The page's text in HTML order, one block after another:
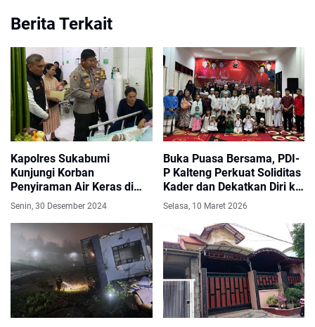
Berita Terkait
Kapolres Sukabumi
Kunjungi Korban
Penyiraman Air Keras di
Rumah Sakit
Senin, 30 Desember 2024
Buka Puasa Bersama, PDI-
P Kalteng Perkuat Soliditas
Kader dan Dekatkan Diri ke
Masyarakat
Selasa, 10 Maret 2026